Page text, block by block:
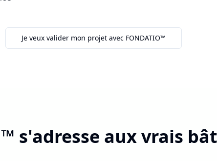
Je veux valider mon projet avec FONDATIO™
s'adresse aux vrais